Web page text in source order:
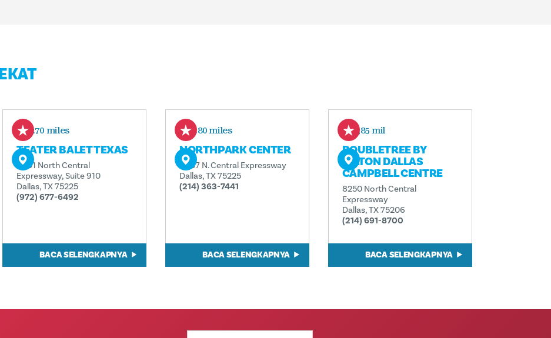
0.70 miles
TEATER BALET TEXAS
8401 North Central
Expressway, Suite 910
Dallas, TX 75225
(972) 677-6492
BACA SELENGKAPNYA
0.80 miles
NORTHPARK CENTER
8687 N. Central Expressway
Dallas, TX 75225
(214) 363-7441
BACA SELENGKAPNYA
0,85 mil
DOUBLETREE BY
HILTON DALLAS
CAMPBELL CENTRE
8250 North Central
Expressway
Dallas, TX 75206
(214) 691-8700
BACA SELENGKAPNYA
Alamat